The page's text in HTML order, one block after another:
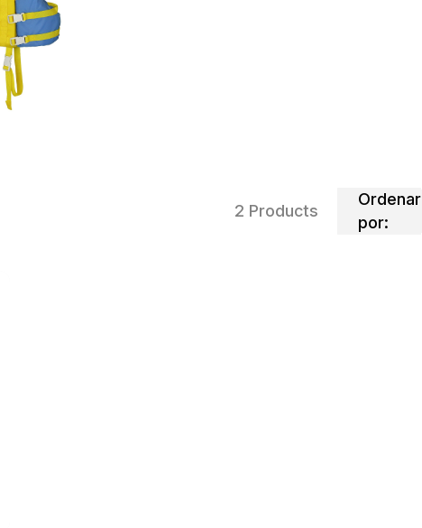
2 Products
Ordenar
por: